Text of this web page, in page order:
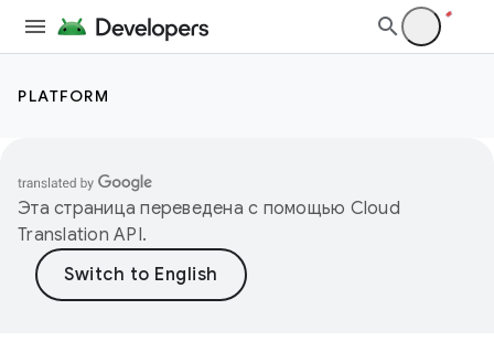
PLATFORM
Эта страница переведена с помощью Cloud
Translation API.